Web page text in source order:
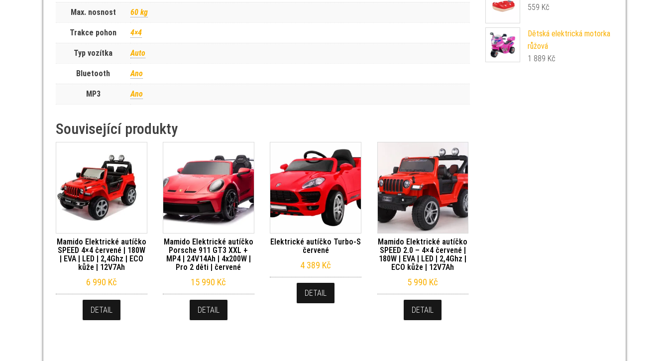
Max. nosnost 60 kg
Trakce pohon 4×4
Typ vozítka Auto
Bluetooth Ano
MP3 Ano
Související produkty
Mamido Elektrické autíčko
SPEED 4×4 červené | 180W
| EVA | LED | 2,4Ghz | ECO
kůže | 12V7Ah
6 990 Kč
DETAIL
Mamido Elektrické autíčko
Porsche 911 GT3 XXL +
MP4 | 24V14Ah | 4x200W |
Pro 2 děti | červené
15 990 Kč
DETAIL
Elektrické autíčko Turbo-S
červené
4 389 Kč
DETAIL
Mamido Elektrické autíčko
SPEED 2.0 – 4×4 červené |
180W | EVA | LED | 2,4Ghz |
ECO kůže | 12V7Ah
5 990 Kč
DETAIL
559 Kč
Dětská elektrická motorka
růžová
1 889 Kč